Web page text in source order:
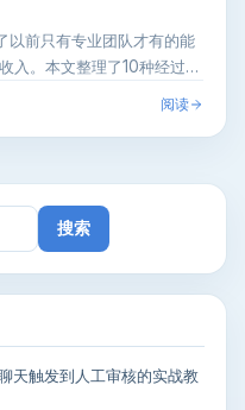
以前只有专业团队才有的能
入。本文整理了10种经过验
阅读
天触发到人工审核的实战教